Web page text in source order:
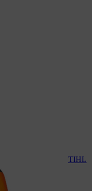
meteorológicas STIHL